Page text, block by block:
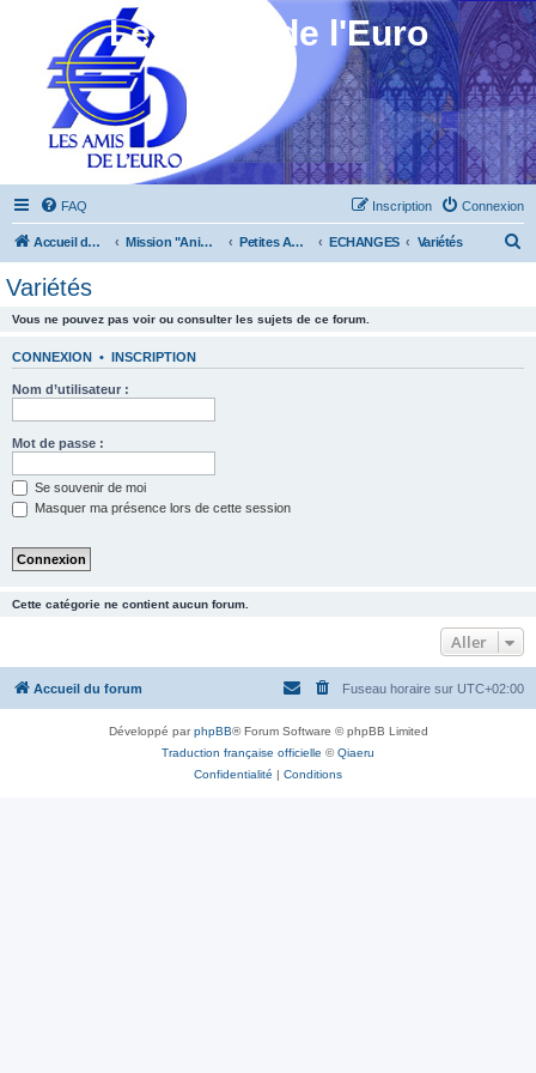
Les Amis de l'Euro
FAQ Connexion
Inscription
Accueil du forum Mission "Animation" Petites Annonces ECHANGES Variétés
Variétés
Vous ne pouvez pas voir ou consulter les sujets de ce forum.
CONNEXION • INSCRIPTION
Nom d’utilisateur :
Mot de passe :
Se souvenir de moi
Masquer ma présence lors de cette session
Cette catégorie ne contient aucun forum.
Aller
Accueil du forum Fuseau horaire sur UTC+02:00
Développé parphpBB® Forum Software © phpBB Limited
Traduction française officielle ©Qiaeru
Confidentialité | Conditions